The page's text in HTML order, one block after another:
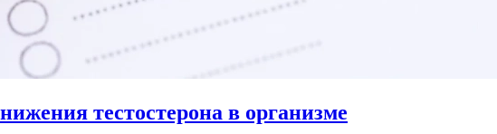
тестостерона в организме